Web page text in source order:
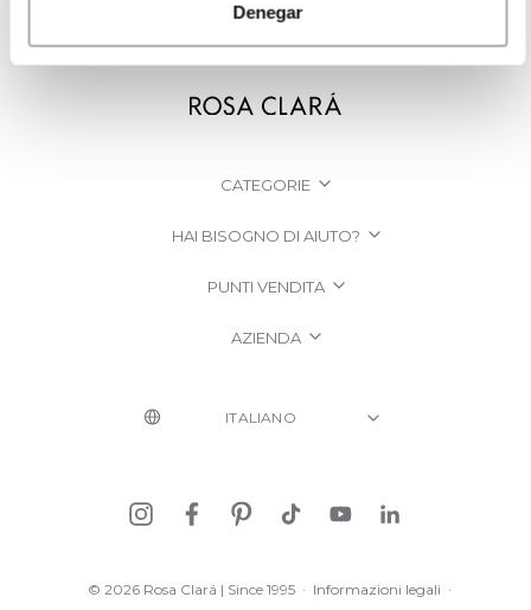
Denegar
CATEGORIE
HAI BISOGNO DI AIUTO?
PUNTI VENDITA
AZIENDA
© 2026 Rosa Clará | Since 1995 · Informazioni legali ·